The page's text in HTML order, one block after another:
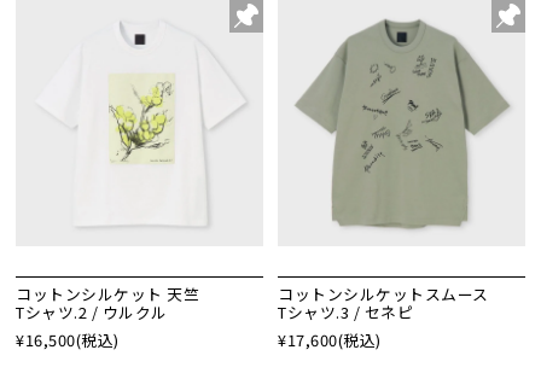
コットンシルケット 天竺
Tシャツ.2 / ウルクル
¥16,500(税込)
コットンシルケットスムース
Tシャツ.3 / セネピ
¥17,600(税込)